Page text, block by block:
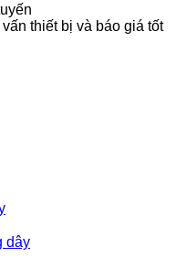
thiết bị và báo giá tốt
dây